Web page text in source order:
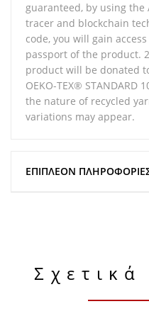
guaranteed, by using the
tracer and blockchain
code, you will gain
passport of the product.
product will be donated
OEKO-TEX® STANDARD
the nature of recycled
variations may appear.
ΕΠΙΠΛΈΟΝ